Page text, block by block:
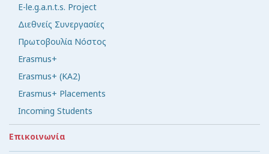
E-le.g.a.n.t.s. Project
Διεθνείς Συνεργασίες
Πρωτοβουλία Νόστος
Erasmus+
Erasmus+ (KA2)
Erasmus+ Placements
Incoming Students
Επικοινωνία